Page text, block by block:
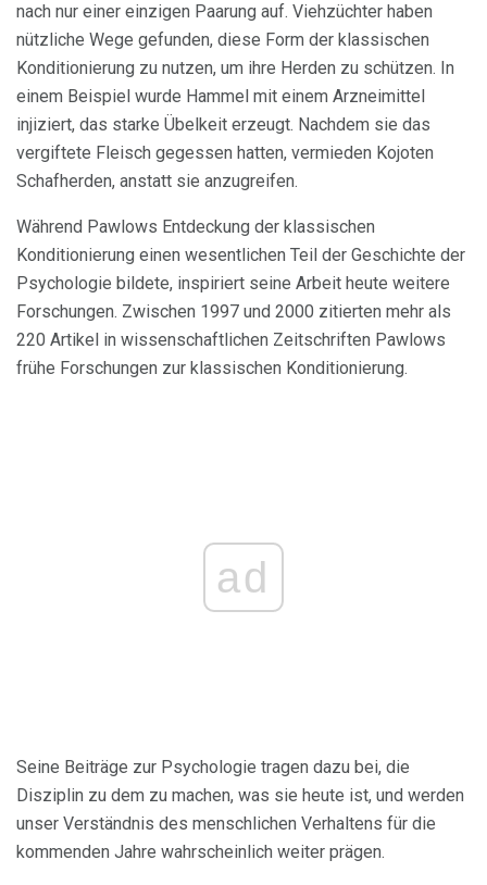
nach nur einer einzigen Paarung auf. Viehzüchter haben
nützliche Wege gefunden, diese Form der klassischen
Konditionierung zu nutzen, um ihre Herden zu schützen. In
einem Beispiel wurde Hammel mit einem Arzneimittel
injiziert, das starke Übelkeit erzeugt. Nachdem sie das
vergiftete Fleisch gegessen hatten, vermieden Kojoten
Schafherden, anstatt sie anzugreifen.
Während Pawlows Entdeckung der klassischen
Konditionierung einen wesentlichen Teil der Geschichte der
Psychologie bildete, inspiriert seine Arbeit heute weitere
Forschungen. Zwischen 1997 und 2000 zitierten mehr als
220 Artikel in wissenschaftlichen Zeitschriften Pawlows
frühe Forschungen zur klassischen Konditionierung.
ad
Seine Beiträge zur Psychologie tragen dazu bei, die
Disziplin zu dem zu machen, was sie heute ist, und werden
unser Verständnis des menschlichen Verhaltens für die
kommenden Jahre wahrscheinlich weiter prägen.